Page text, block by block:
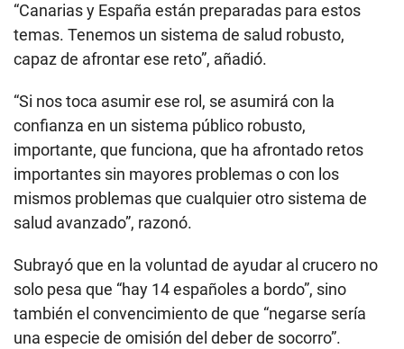
“Canarias y España están preparadas para estos
temas. Tenemos un sistema de salud robusto,
capaz de afrontar ese reto”, añadió.
“Si nos toca asumir ese rol, se asumirá con la
confianza en un sistema público robusto,
importante, que funciona, que ha afrontado retos
importantes sin mayores problemas o con los
mismos problemas que cualquier otro sistema de
salud avanzado”, razonó.
Subrayó que en la voluntad de ayudar al crucero no
solo pesa que “hay 14 españoles a bordo”, sino
también el convencimiento de que “negarse sería
una especie de omisión del deber de socorro”.